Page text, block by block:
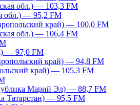
обл.) — 103,3 FM
обл.) — 95,2 FM
край) — 100,0 FM
обл.) — 106,4 FM
— 97,0 FM
край) — 94,8 FM
край) — 105,3 FM
Марий Эл) — 88,7 FM
Татарстан) — 95,5 FM